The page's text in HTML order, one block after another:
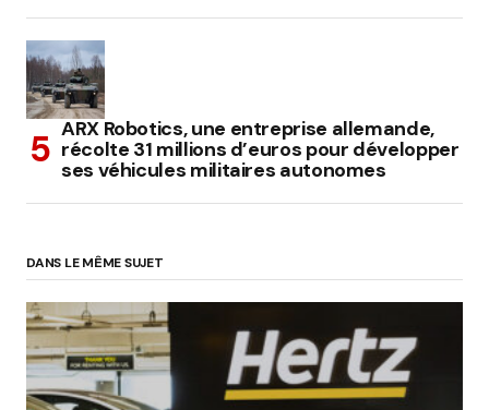
ARX Robotics, une entreprise allemande,
récolte 31 millions d’euros pour développer
ses véhicules militaires autonomes
DANS LE MÊME SUJET